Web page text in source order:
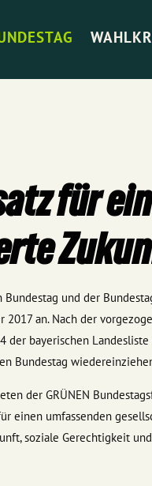
für
und der
2017 an. Nach der
der bayerischen
Bundestag
der GRÜNEN
einen umfassenden
soziale Gerechtigkeit